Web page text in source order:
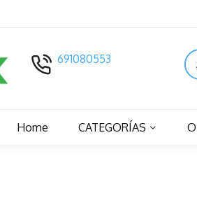
691080553
Home CATEGORÍAS